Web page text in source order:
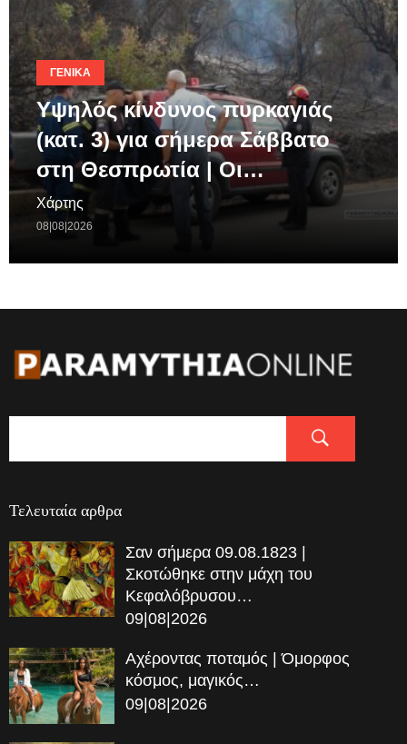
ΓΕΝΙΚΆ
Υψηλός κίνδυνος πυρκαγιάς
(κατ. 3) για σήμερα Σάββατο
στη Θεσπρωτία | Οι…
Χάρτης
08|08|2026
Τελευταία αρθρα
Σαν σήμερα 09.08.1823 |
Σκοτώθηκε στην μάχη του
Κεφαλόβρυσου…
09|08|2026
Αχέροντας ποταμός | Όμορφος
κόσμος, μαγικός…
09|08|2026